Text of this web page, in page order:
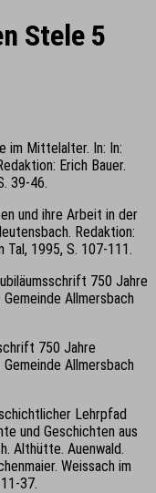
Stele 5
im Mittelalter. In: In:
Erich Bauer.
39-46.
und ihre Arbeit in der
Redaktion:
Tal, 1995, S. 107-111.
750 Jahre
Allmersbach
750 Jahre
Allmersbach
Lehrpfad
und Geschichten aus
Althütte. Auenwald.
Weissach im
37.